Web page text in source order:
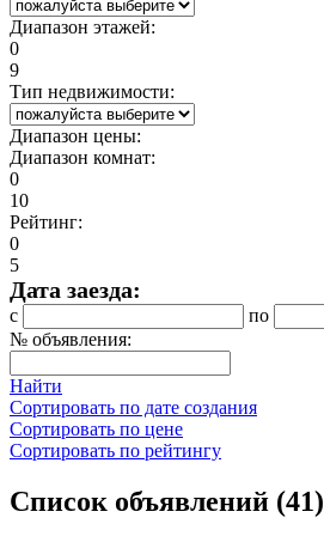
Диапазон этажей:
0
9
Тип недвижимости:
Диапазон цены:
Диапазон комнат:
0
10
Рейтинг:
0
5
Дата заезда:
с по
№ объявления:
Найти
Сортировать по дате создания
Сортировать по цене
Сортировать по рейтингу
Список объявлений (41)